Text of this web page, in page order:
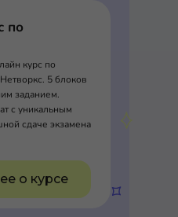
по
курс по
5 блоков
заданием.
с уникальным
сдаче экзамена
о курсе